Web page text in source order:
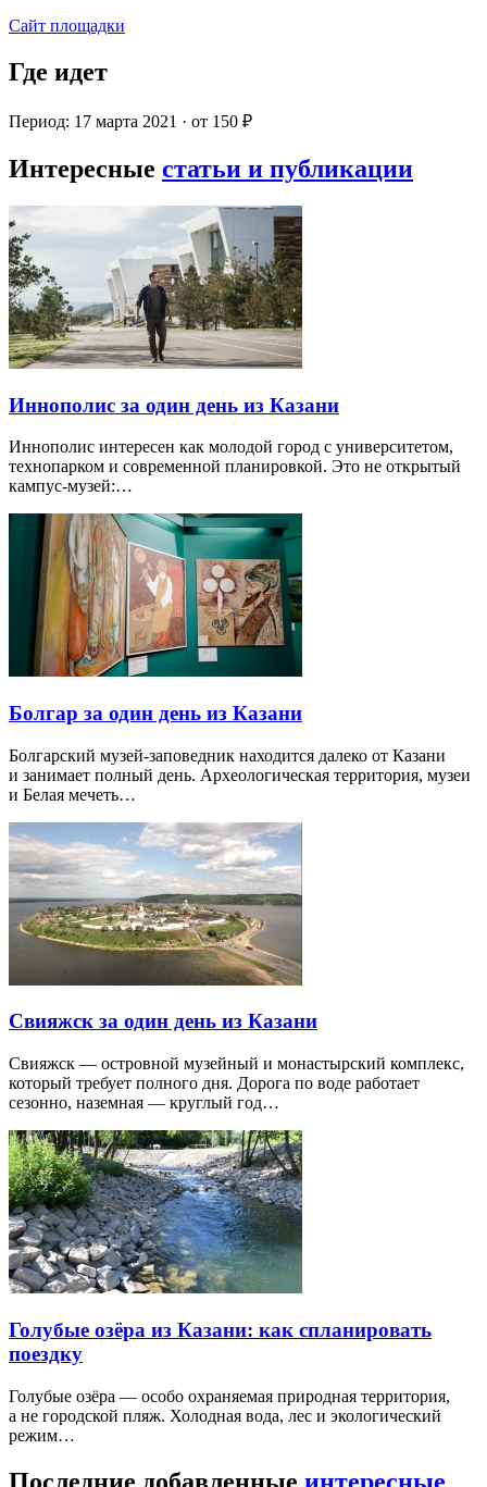
Сайт площадки
Где идет
Период: 17 марта 2021 · от 150 ₽
Интересные статьи и публикации
Иннополис за один день из Казани
Иннополис интересен как молодой город с университетом,
технопарком и современной планировкой. Это не открытый
кампус-музей:…
Болгар за один день из Казани
Болгарский музей-заповедник находится далеко от Казани
и занимает полный день. Археологическая территория, музеи
и Белая мечеть…
Свияжск за один день из Казани
Свияжск — островной музейный и монастырский комплекс,
который требует полного дня. Дорога по воде работает
сезонно, наземная — круглый год…
Голубые озёра из Казани: как спланировать
поездку
Голубые озёра — особо охраняемая природная территория,
а не городской пляж. Холодная вода, лес и экологический
режим…
Последние добавленные интересные